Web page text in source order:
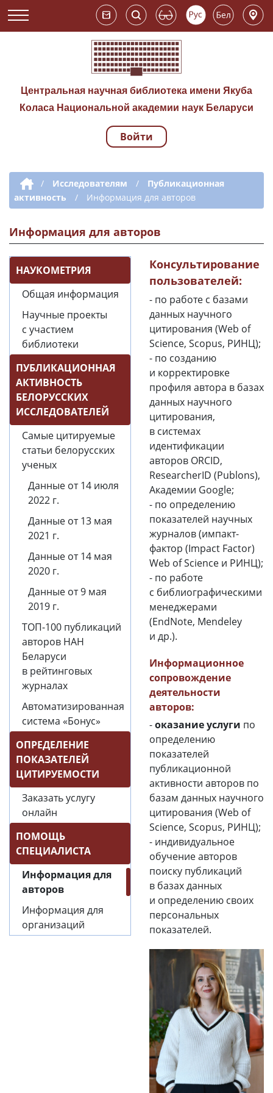
Центральная научная библиотека имени Якуба
Коласа Национальной академии наук Беларуси
Навигация по
Войти
Дополнительная навигация
/ Исследователям /
Публикационная
активность
/ Информация для авторов
Информация для авторов
НАУКОМЕТРИЯ
Общая информация
Научные проекты
с участием
библиотеки
ПУБЛИКАЦИОННАЯ
АКТИВНОСТЬ
БЕЛОРУССКИХ
ИССЛЕДОВАТЕЛЕЙ
Самые цитируемые
статьи белорусских
ученых
Данные от 14 июля
2022 г.
Данные от 13 мая
2021 г.
Данные от 14 мая
2020 г.
Данные от 9 мая
2019 г.
ТОП-100 публикаций
авторов НАН
Беларуси
в рейтинговых
журналах
Автоматизированная
система «Бонус»
ОПРЕДЕЛЕНИЕ
ПОКАЗАТЕЛЕЙ
ЦИТИРУЕМОСТИ
Заказать услугу
онлайн
ПОМОЩЬ
СПЕЦИАЛИСТА
Информация для
авторов
Информация для
организаций
Консультирование
пользователей:
- по работе с базами
данных научного
цитирования (Web of
Science, Scopus, РИНЦ);
- по созданию
и корректировке
профиля автора в базах
данных научного
цитирования,
в системах
идентификации
авторов ORCID,
ResearcherID (Publons),
Академии Google;
- по определению
показателей научных
журналов (импакт-
фактор (Impact Factor)
Web of Science и РИНЦ);
- по работе
с библиографическими
менеджерами
(EndNote, Mendeley
и др.).
Информационное
сопровождение
деятельности
авторов:
-оказание услуги по
определению
показателей
публикационной
активности авторов по
базам данных научного
цитирования (Web of
Science, Scopus, РИНЦ);
- индивидуальное
обучение авторов
поиску публикаций
в базах данных
и определению своих
персональных
показателей.